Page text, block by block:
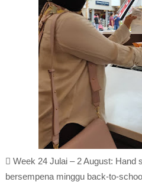
 Week 24 Julai – 2 August: Hand
bersempena minggu back-to-